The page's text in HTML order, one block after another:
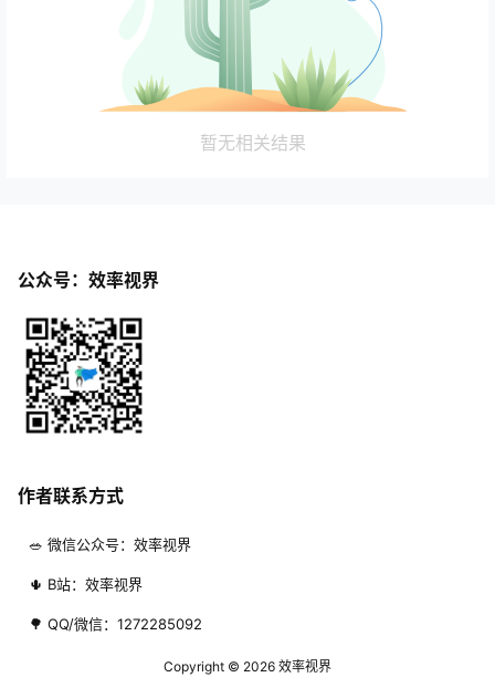
暂无相关结果
公众号：效率视界
作者联系方式
🥗 微信公众号：效率视界
🌵 B站：效率视界
🌳 QQ/微信：1272285092
Copyright © 2026 效率视界